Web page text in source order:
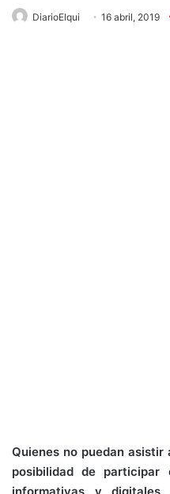
DiarioElqui 16 abril, 2019
Quienes no puedan
posibilidad de participar